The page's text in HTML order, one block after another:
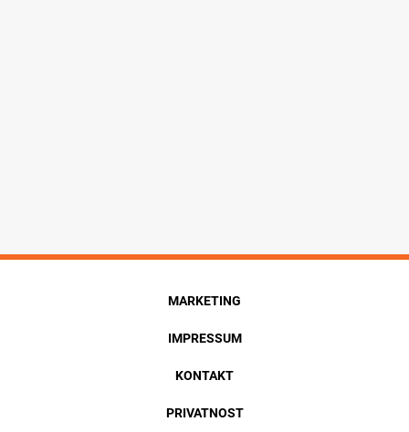
MARKETING
IMPRESSUM
KONTAKT
PRIVATNOST